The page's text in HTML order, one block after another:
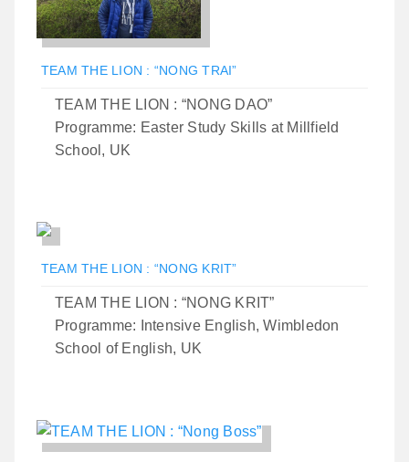
TEAM THE LION : “NONG TRAI”
TEAM THE LION : “NONG DAO”
Programme: Easter Study Skills at Millfield
School, UK
TEAM THE LION : “NONG KRIT”
TEAM THE LION : “NONG KRIT”
Programme: Intensive English, Wimbledon
School of English, UK